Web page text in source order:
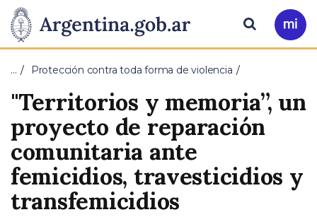
Presidencia
de
la
Nación
Pasar al contenido principal
Ir
a
Buscar
… Protección contra toda forma de violencia
"Territorios y memoria”, un
proyecto de reparación
comunitaria ante
femicidios, travesticidios y
transfemicidios